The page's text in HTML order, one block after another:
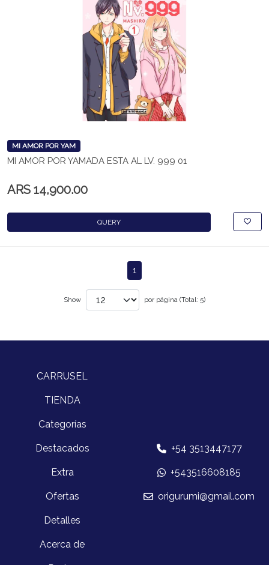
MI AMOR POR YAM
MI AMOR POR YAMADA ESTA AL LV. 999 01
ARS 14,900.00
QUERY
1
Show por página (Total: 5)
CARRUSEL
TIENDA
Categorías
Destacados
Extra
Ofertas
Detalles
Acerca de
+54 3513447177
+543516608185
origurumi@gmail.com